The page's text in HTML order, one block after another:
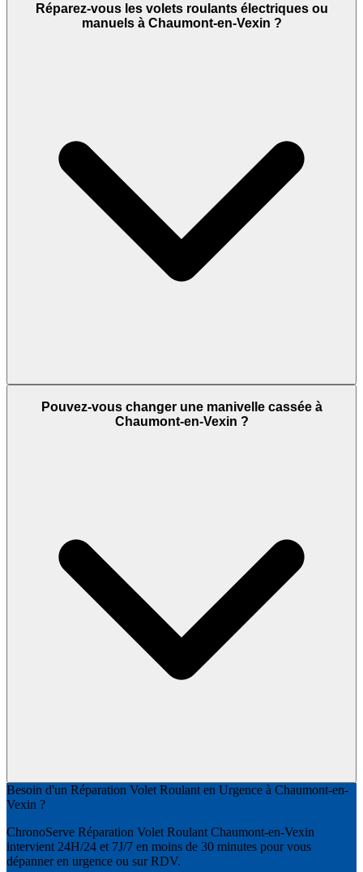
Réparez-vous les volets roulants électriques ou
manuels à Chaumont-en-Vexin ?
Pouvez-vous changer une manivelle cassée à
Chaumont-en-Vexin ?
Besoin d'un Réparation Volet Roulant en Urgence à Chaumont-en-
Vexin ?
ChronoServe Réparation Volet Roulant Chaumont-en-Vexin
intervient 24H/24 et 7J/7 en moins de 30 minutes pour vous
dépanner en urgence ou sur RDV.